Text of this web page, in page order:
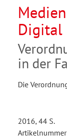
Digital
in der
Die
2016, 44 S.